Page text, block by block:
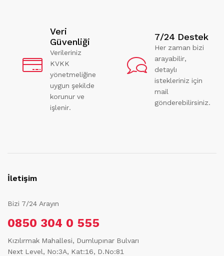
Veri
Güvenliği
Verileriniz
KVKK
yönetmeliğine
uygun şekilde
korunur ve
işlenir.
7/24 Destek
Her zaman bizi
arayabilir,
detaylı
istekleriniz için
mail
gönderebilirsiniz.
İletişim
Bizi 7/24 Arayın
0850 304 0 555
Kızılırmak Mahallesi, Dumlupınar Bulvarı
Next Level, No:3A, Kat:16, D.No:81